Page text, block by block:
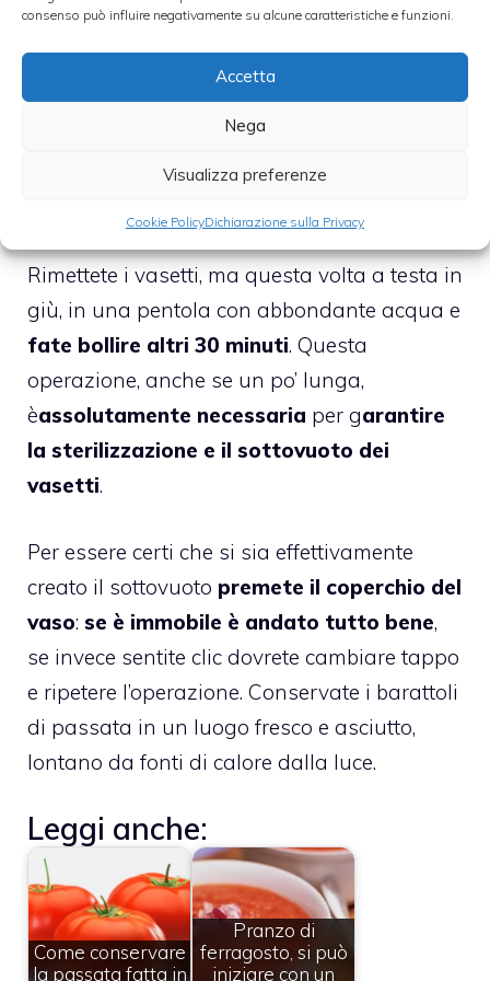
consenso può influire negativamente su alcune caratteristiche e funzioni.
Accetta
Nega
Visualizza preferenze
Cookie PolicyDichiarazione sulla Privacy
dentro i barattoli unpaio di foglie di
basilico frescoe versate la passata di
pomodoro nei vasetti. Chiudete i barattoli
con la passata ancora calda lasciando un
Rimettete i vasetti, ma questa volta a testa in
giù, in una pentola con abbondante acqua e
fate bollire altri 30 minuti. Questa
operazione, anche se un po’ lunga,
èassolutamente necessaria per garantire
la sterilizzazione e il sottovuoto dei
vasetti.
Per essere certi che si sia effettivamente
creato il sottovuoto premete il coperchio del
vaso: se è immobile è andato tutto bene,
se invece sentite clic dovrete cambiare tappo
e ripetere l’operazione. Conservate i barattoli
di passata in un luogo fresco e asciutto,
lontano da fonti di calore dalla luce.
Leggi anche:
Come conservare
la passata fatta in
Pranzo di
ferragosto, si può
iniziare con un